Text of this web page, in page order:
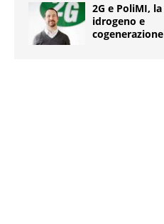
2G e PoliMI,
idrogeno e
cogenerazione